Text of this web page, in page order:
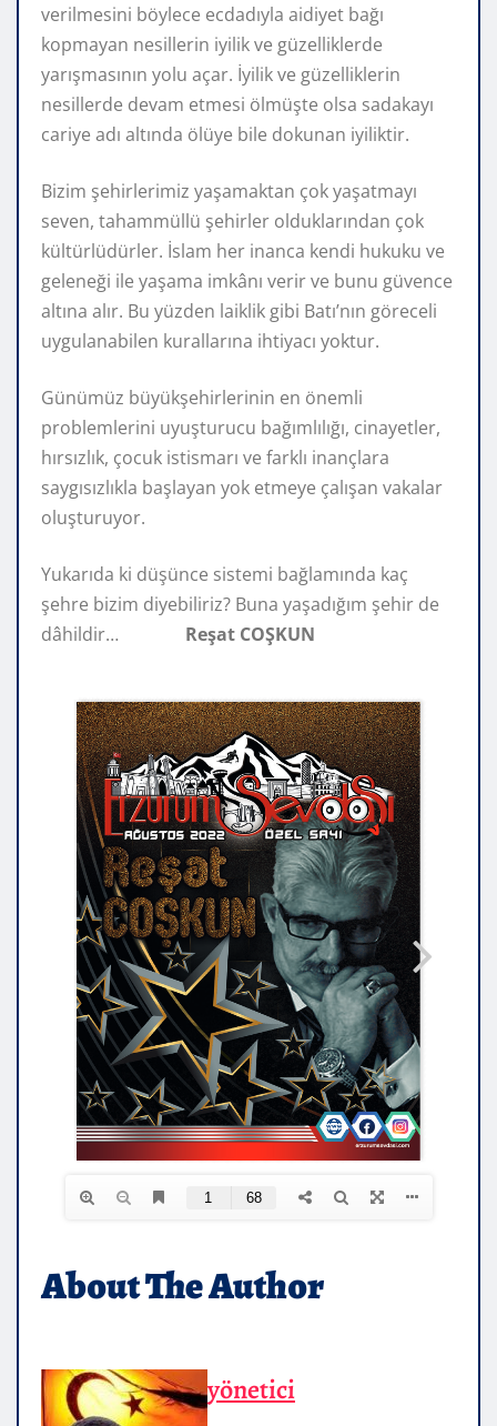
verilmesini böylece ecdadıyla aidiyet bağı
kopmayan nesillerin iyilik ve güzelliklerde
yarışmasının yolu açar. İyilik ve güzelliklerin
nesillerde devam etmesi ölmüşte olsa sadakayı
cariye adı altında ölüye bile dokunan iyiliktir.
Bizim şehirlerimiz yaşamaktan çok yaşatmayı
seven, tahammüllü şehirler olduklarından çok
kültürlüdürler. İslam her inanca kendi hukuku ve
geleneği ile yaşama imkânı verir ve bunu güvence
altına alır. Bu yüzden laiklik gibi Batı’nın göreceli
uygulanabilen kurallarına ihtiyacı yoktur.
Günümüz büyükşehirlerinin en önemli
problemlerini uyuşturucu bağımlılığı, cinayetler,
hırsızlık, çocuk istismarı ve farklı inançlara
saygısızlıkla başlayan yok etmeye çalışan vakalar
oluşturuyor.
Yukarıda ki düşünce sistemi bağlamında kaç
şehre bizim diyebiliriz? Buna yaşadığım şehir de
dâhildir…
Reşat COŞKUN
About The Author
yönetici